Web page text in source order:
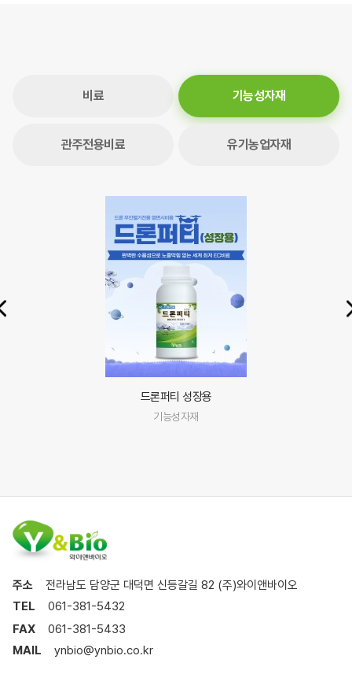
비료 기능성자재
관주전용비료 유기농업자재
주소
전라남도 담양군 대덕면 신등갈길 82 (주)와이앤바이오
TEL
061-381-5432
FAX
061-381-5433
MAIL
ynbio@ynbio.co.kr